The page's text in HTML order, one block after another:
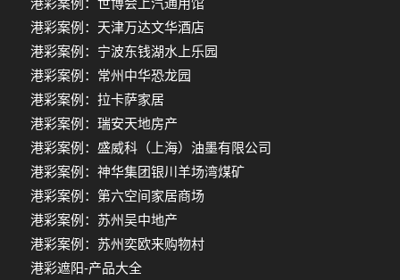
港彩案例：天津万达文华酒店
港彩案例：宁波东钱湖水上乐园
港彩案例：常州中华恐龙园
港彩案例：拉卡萨家居
港彩案例：瑞安天地房产
港彩案例：盛威科（上海）油墨有限公司
港彩案例：神华集团银川羊场湾煤矿
港彩案例：第六空间家居商场
港彩案例：苏州吴中地产
港彩案例：苏州奕欧来购物村
港彩遮阳-产品大全